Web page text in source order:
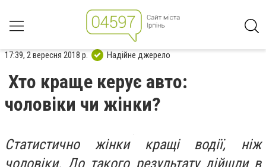
17:39, 2 вересня 2018 р. Надійне джерело
Хто краще керує авто:
чоловіки чи жінки?
Статистично жінки кращі водії, ніж
чоловіки. До такого результату дійшли в